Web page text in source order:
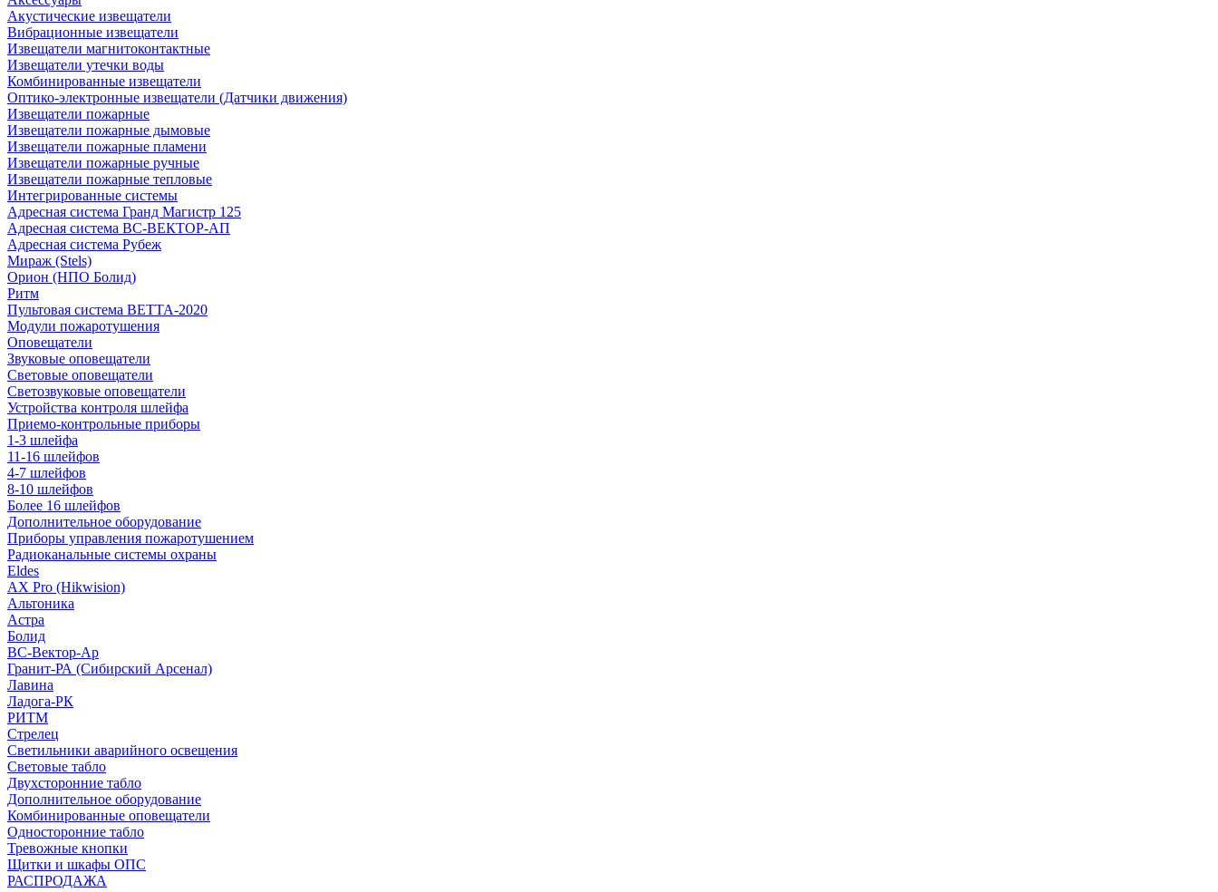
Акустические извещатели
Вибрационные извещатели
Извещатели магнитоконтактные
Извещатели утечки воды
Комбинированные извещатели
Оптико-электронные извещатели (Датчики движения)
Извещатели пожарные
Извещатели пожарные дымовые
Извещатели пожарные пламени
Извещатели пожарные ручные
Извещатели пожарные тепловые
Интегрированные системы
Адресная система Гранд Магистр 125
Адресная система ВС-ВЕКТОР-АП
Адресная система Рубеж
Мираж (Stels)
Орион (НПО Болид)
Ритм
Пультовая система ВЕТТА-2020
Модули пожаротушения
Оповещатели
Звуковые оповещатели
Световые оповещатели
Светозвуковые оповещатели
Устройства контроля шлейфа
Приемо-контрольные приборы
1-3 шлейфа
11-16 шлейфов
4-7 шлейфов
8-10 шлейфов
Более 16 шлейфов
Дополнительное оборудование
Приборы управления пожаротушением
Радиоканальные системы охраны
Eldes
AX Pro (Hikwision)
Альтоника
Астра
Болид
ВС-Вектор-Ар
Гранит-РА (Сибирский Арсенал)
Лавина
Ладога-РК
РИТМ
Стрелец
Светильники аварийного освещения
Световые табло
Двухсторонние табло
Дополнительное оборудование
Комбинированные оповещатели
Односторонние табло
Тревожные кнопки
Щитки и шкафы ОПС
РАСПРОДАЖА